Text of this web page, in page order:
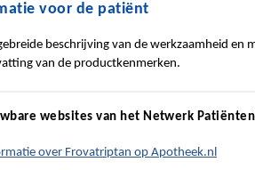
voor de patiënt
beschrijving van de werkzaamheid
van de productkenmerken.
websites van het Netwerk
over Frovatriptan op Apotheek.nl